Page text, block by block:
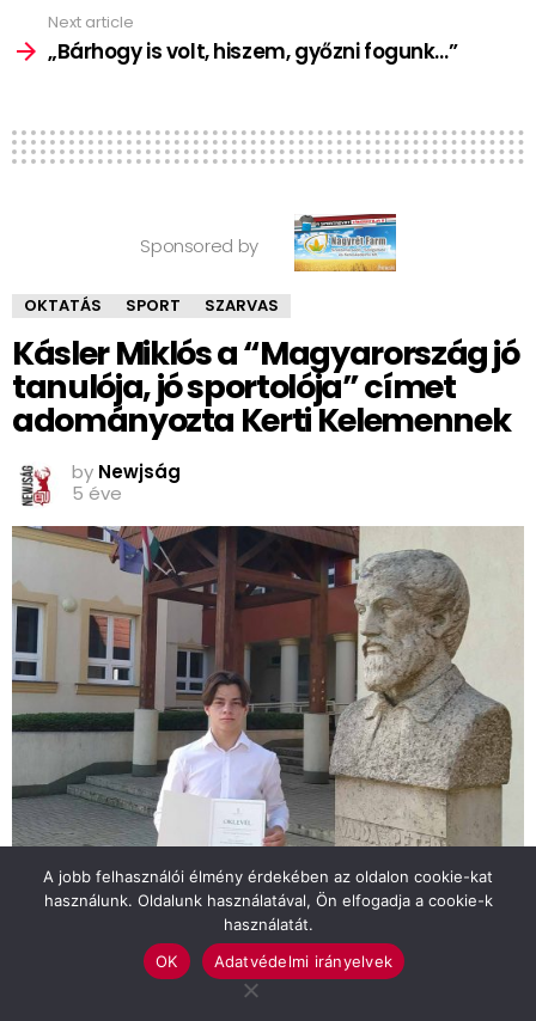
Next article
„Bárhogy is volt, hiszem, győzni fogunk…”
Sponsored by
OKTATÁS SPORT SZARVAS
Kásler Miklós a “Magyarország jó
tanulója, jó sportolója” címet
adományozta Kerti Kelemennek
by Newjság
5 éve
Kerti Kelemen az elismerő miniszteri oklevéllel
Kerti Kelemen a napokban a „Magyarország jó
tanulója, jó sportolója” állami elismerést vehette
A jobb felhasználói élmény érdekében az oldalon cookie-kat
használunk. Oldalunk használatával, Ön elfogadja a cookie-k
használatát.
OK
Adatvédelmi irányelvek